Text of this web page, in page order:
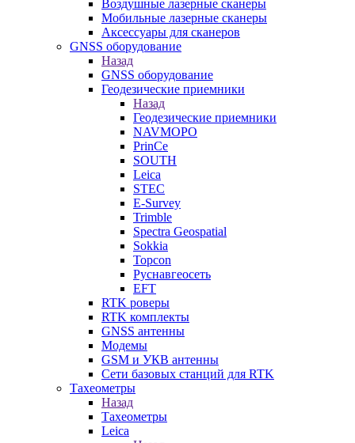
Воздушные лазерные сканеры
Мобильные лазерные сканеры
Аксессуары для сканеров
GNSS оборудование
Назад
GNSS оборудование
Геодезические приемники
Назад
Геодезические приемники
NAVMOPO
PrinCe
SOUTH
Leica
STEC
E-Survey
Trimble
Spectra Geospatial
Sokkia
Topcon
Руснавгеосеть
EFT
RTK роверы
RTK комплекты
GNSS антенны
Модемы
GSM и УКВ антенны
Сети базовых станций для RTK
Тахеометры
Назад
Тахеометры
Leica